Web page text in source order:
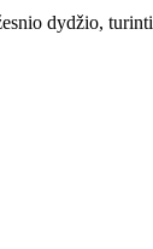
dydžio,